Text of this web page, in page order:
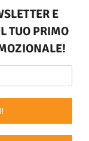
E
TUO PRIMO